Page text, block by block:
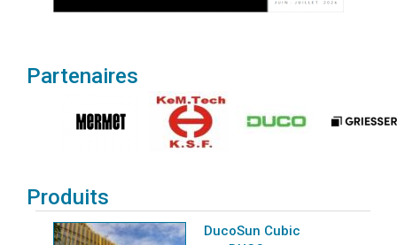
Partenaires
Produits
DucoSun Cubic